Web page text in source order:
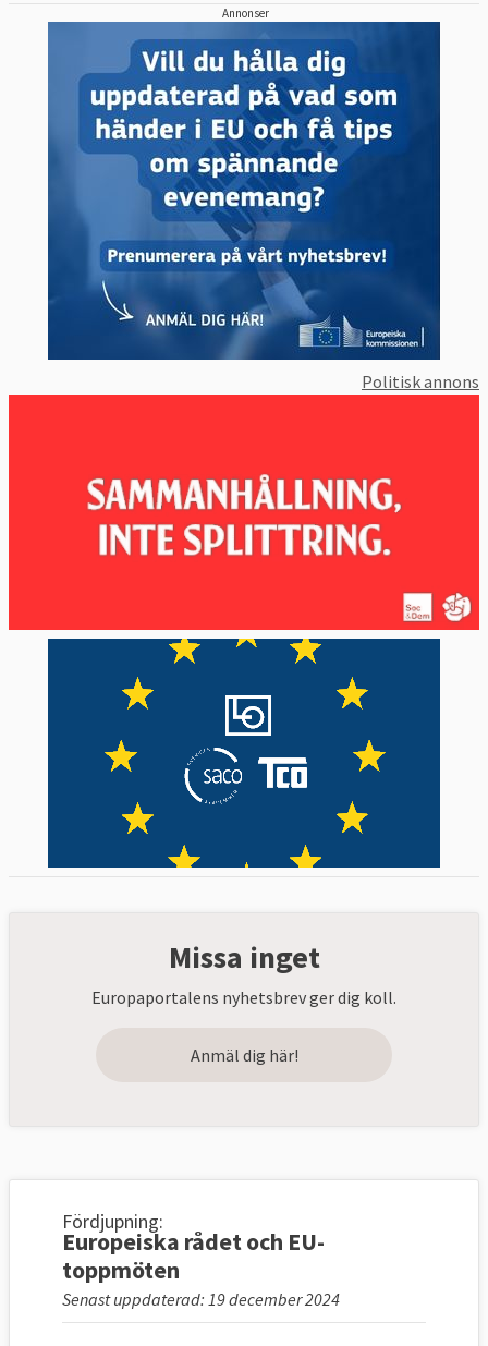
Annonser
Politisk annons
Missa inget
Europaportalens nyhetsbrev ger dig koll.
Anmäl dig här!
Fördjupning:
Europeiska rådet och EU-
toppmöten
Senast uppdaterad: 19 december 2024